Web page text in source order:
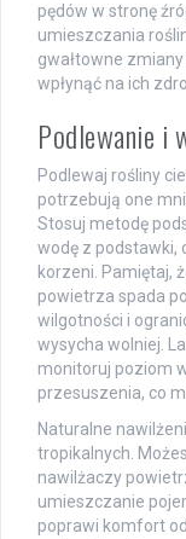
pędów w stronę
umieszczania
gwałtowne
wpłynąć na ich
Podlewanie i
Podlewaj rośliny
potrzebują one
Stosuj metodę
wodę z podstawki,
korzeni. Pamiętaj,
powietrza spada
wilgotności i
wysycha wolniej.
monitoruj poziom
przesuszenia, co
Naturalne
tropikalnych.
nawilżaczy
umieszczanie
poprawi komfort